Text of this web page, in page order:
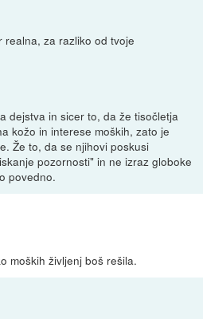
za razliko od tvoje
dejstva in sicer to, da že tisočletja
kožo in interese moških, zato je
Že to, da se njihovi poskusi
pozornosti" in ne izraz globoke
povedno.
moških življenj boš rešila.